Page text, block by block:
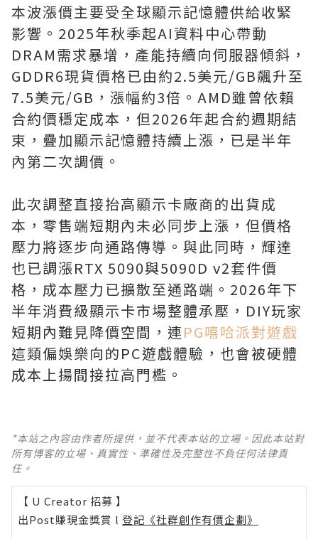
本波漲價主要受全球顯示記憶體供給收緊
影響。2025年秋季起AI資料中心帶動
DRAM需求暴增，產能持續向伺服器傾斜，
GDDR6現貨價格已由約2.5美元/GB飆升至
7.5美元/GB，漲幅約3倍。AMD雖曾依賴
合約價穩定成本，但2026年起合約週期結
束，疊加顯示記憶體持續上漲，已是半年
內第二次調價。
此次調整直接抬高顯示卡廠商的出貨成
本，零售端短期內未必同步上漲，但價格
壓力將逐步向通路傳導。與此同時，輝達
也已調漲RTX 5090與5090D v2套件價
格，成本壓力已擴散至通路端。2026年下
半年消費級顯示卡市場整體承壓，DIY玩家
短期內難見降價空間，連PG嘻哈派對遊戲
這類偏娛樂向的PC遊戲體驗，也會被硬體
成本上揚間接拉高門檻。
*本站之內容由作者所提供，並不代表本站的立場。因此本站對
所有博客的立場、真實性、準確性及完整性不負任何法律責
任。
【 U Creator 招募 】
出Post賺現金獎賞 l 登記《社群創作有價企劃》